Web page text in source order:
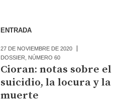
ENTRADA
27 DE NOVIEMBRE DE 2020
DOSSIER
NÚMERO 60
Cioran: notas sobre el
suicidio, la locura y la
muerte